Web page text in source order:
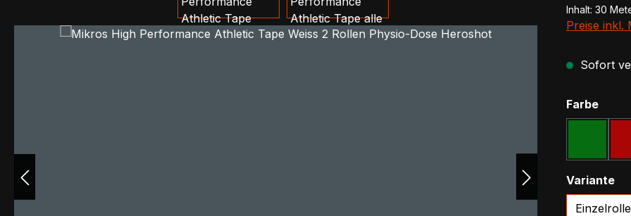
Inhalt: 30
Preise inkl.
Sofort
Farbe
Variante
Einzelrolle